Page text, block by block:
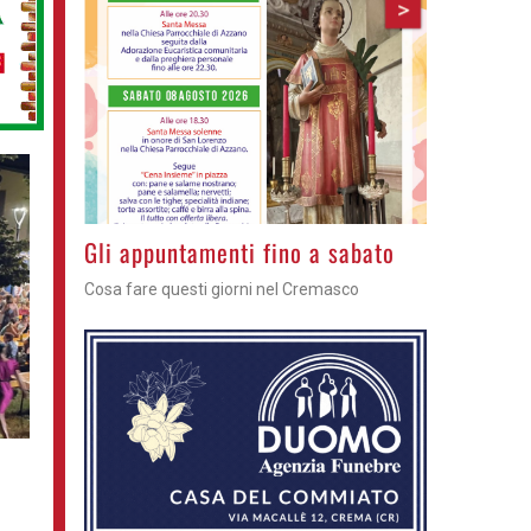
>
Gli appuntamenti fino a sabato
Cosa fare questi giorni nel Cremasco